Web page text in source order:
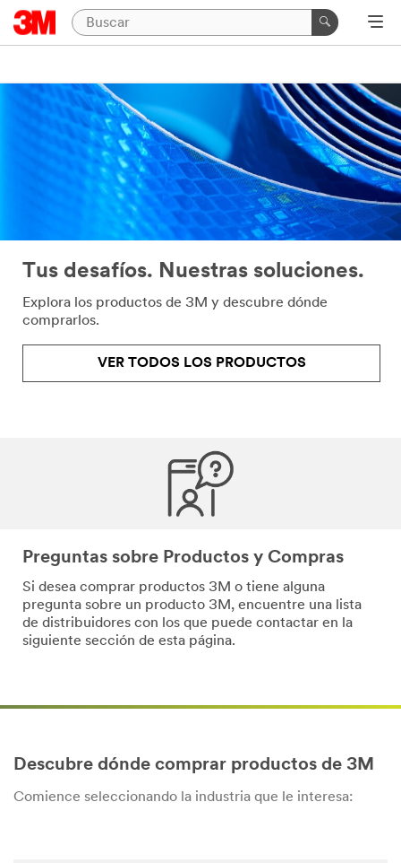
Tus desafíos. Nuestras soluciones.
Explora los productos de 3M y descubre dónde
comprarlos.
VER TODOS LOS PRODUCTOS
Preguntas sobre Productos y Compras
Si desea comprar productos 3M o tiene alguna
pregunta sobre un producto 3M, encuentre una lista
de distribuidores con los que puede contactar en la
siguiente sección de esta página.
Descubre dónde comprar productos de 3M
Comience seleccionando la industria que le interesa: